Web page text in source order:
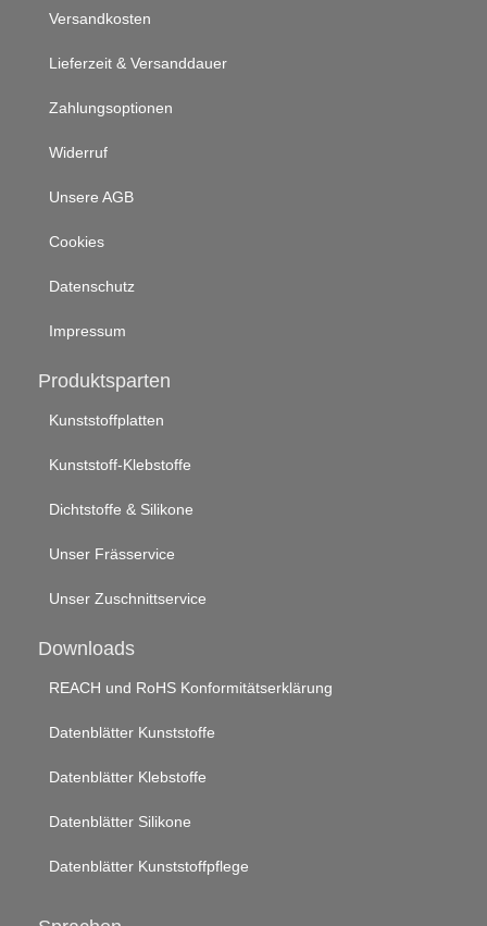
Versandkosten
Lieferzeit & Versanddauer
Zahlungsoptionen
Widerruf
Unsere AGB
Cookies
Datenschutz
Impressum
Produktsparten
Kunststoffplatten
Kunststoff-Klebstoffe
Dichtstoffe & Silikone
Unser Frässervice
Unser Zuschnittservice
Downloads
REACH und RoHS Konformitätserklärung
Datenblätter Kunststoffe
Datenblätter Klebstoffe
Datenblätter Silikone
Datenblätter Kunststoffpflege